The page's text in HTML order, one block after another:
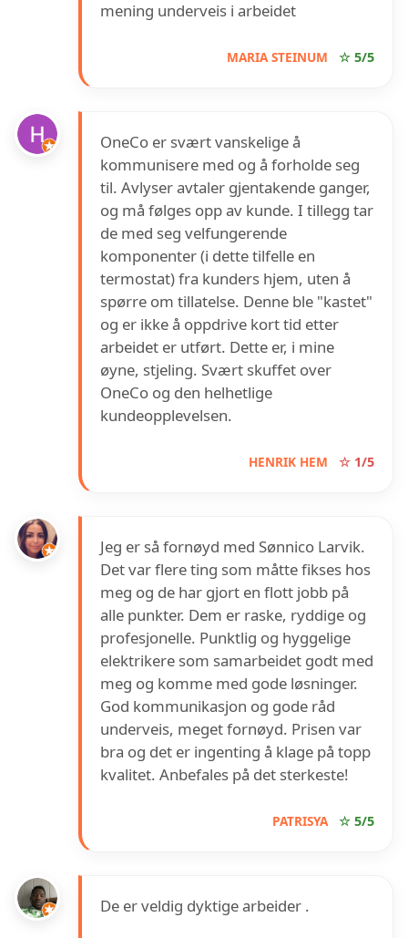
mening underveis i arbeidet
MARIA STEINUM ☆ 5/5
OneCo er svært vanskelige å
kommunisere med og å forholde seg
til. Avlyser avtaler gjentakende ganger,
og må følges opp av kunde. I tillegg tar
de med seg velfungerende
komponenter (i dette tilfelle en
termostat) fra kunders hjem, uten å
spørre om tillatelse. Denne ble "kastet"
og er ikke å oppdrive kort tid etter
arbeidet er utført. Dette er, i mine
øyne, stjeling. Svært skuffet over
OneCo og den helhetlige
kundeopplevelsen.
HENRIK HEM ☆ 1/5
Jeg er så fornøyd med Sønnico Larvik.
Det var flere ting som måtte fikses hos
meg og de har gjort en flott jobb på
alle punkter. Dem er raske, ryddige og
profesjonelle. Punktlig og hyggelige
elektrikere som samarbeidet godt med
meg og komme med gode løsninger.
God kommunikasjon og gode råd
underveis, meget fornøyd. Prisen var
bra og det er ingenting å klage på topp
kvalitet. Anbefales på det sterkeste!
PATRISYA ☆ 5/5
De er veldig dyktige arbeider .